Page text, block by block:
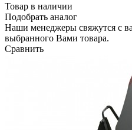
Товар в наличии
Подобрать аналог
Наши менеджеры свяжутся с
выбранного Вами товара.
Сравнить